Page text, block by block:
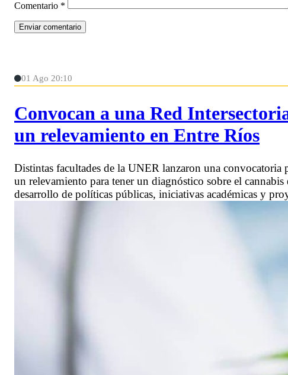
Comentario *
01 Ago 20:10
Convocan a una Red
un relevamiento en Entre Ríos
Distintas facultades de la UNER lanzaron una convocatoria
un relevamiento para tener un diagnóstico sobre el
desarrollo de políticas públicas, iniciativas académicas y